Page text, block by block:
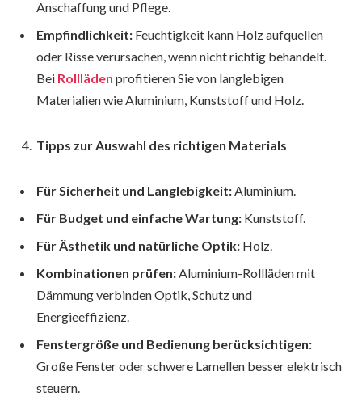
Anschaffung und Pflege.
Empfindlichkeit: Feuchtigkeit kann Holz aufquellen
oder Risse verursachen, wenn nicht richtig behandelt.
Bei Rollläden profitieren Sie von langlebigen
Materialien wie Aluminium, Kunststoff und Holz.
Tipps zur Auswahl des richtigen Materials
Für Sicherheit und Langlebigkeit: Aluminium.
Für Budget und einfache Wartung: Kunststoff.
Für Ästhetik und natürliche Optik: Holz.
Kombinationen prüfen: Aluminium-Rollläden mit
Dämmung verbinden Optik, Schutz und
Energieeffizienz.
Fenstergröße und Bedienung berücksichtigen:
Große Fenster oder schwere Lamellen besser elektrisch
steuern.